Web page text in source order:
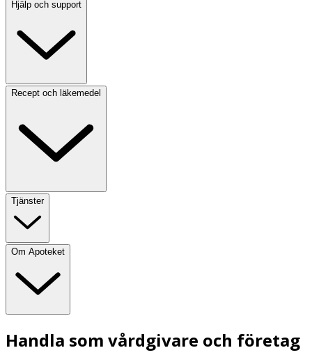
Hjälp och support
Recept och läkemedel
Tjänster
Om Apoteket
Handla som vårdgivare och företag